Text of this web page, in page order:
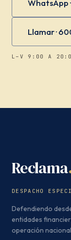
WhatsApp
Llamar ·
L–V 9:00 A
Reclama
DESPACHO
Defendiendo
entidades
operación